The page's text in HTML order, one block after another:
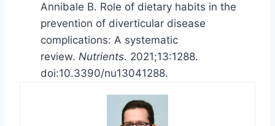
Annibale B. Role of dietary habits in the
prevention of diverticular disease
complications: A systematic
review. Nutrients. 2021;13:1288.
doi:10.3390/nu13041288.